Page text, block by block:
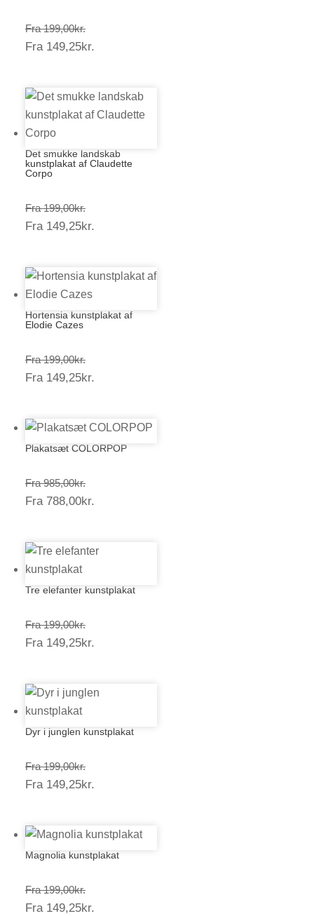
Fra 199,00kr.Prisinterval:
199,00kr.
Fra 149,25kr.
Det smukke landskab
kunstplakat af Claudette
Corpo
Fra 199,00kr.Prisinterval:
199,00kr.
Fra 149,25kr.
Hortensia kunstplakat af
Elodie Cazes
Fra 199,00kr.Prisinterval:
199,00kr.
Fra 149,25kr.
Plakatsæt COLORPOP
Fra 985,00kr.Prisinterval:
985,00kr.
Fra 788,00kr.
Tre elefanter kunstplakat
Fra 199,00kr.Prisinterval:
199,00kr.
Fra 149,25kr.
Dyr i junglen kunstplakat
Fra 199,00kr.Prisinterval:
199,00kr.
Fra 149,25kr.
Magnolia kunstplakat
Fra 199,00kr.Prisinterval:
199,00kr.
Fra 149,25kr.